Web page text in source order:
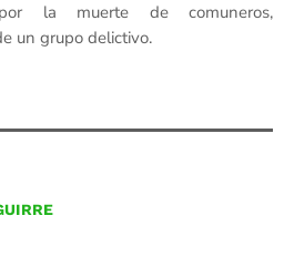
la muerte de comuneros,
un grupo delictivo.